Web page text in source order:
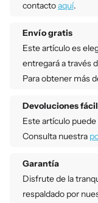
contactoaquí.
Envío gratis
Este artículo es
entregará a través
Para obtener más
Devoluciones
Este artículo
Consulta nuestra
Garantía
Disfrute de la
respaldado por